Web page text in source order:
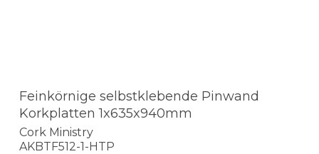
Feinkörnige selbstklebende Pinwand
Korkplatten 1x635x940mm
Cork Ministry
AKBTF512-1-HTP